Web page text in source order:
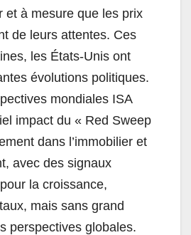
et à mesure que les prix
de leurs attentes. Ces
les États-Unis ont
évolutions politiques.
mondiales ISA
impact du « Red Sweep
dans l’immobilier et
avec des signaux
la croissance,
mais sans grand
perspectives globales.